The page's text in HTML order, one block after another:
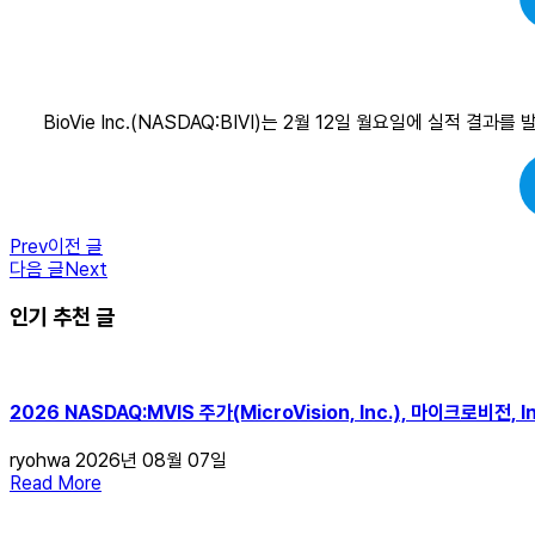
BioVie Inc.(NASDAQ:BIVI)는 2월 12일 월요일에 실적 결과를
Prev이전 글
다음 글Next
인기 추천 글
2026 NASDAQ:MVIS 주가(MicroVision, Inc.), 마이크로비
ryohwa 2026년 08월 07일
Read More